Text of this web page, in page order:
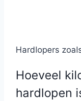
Hardlopers
Hoeveel
hardlopen